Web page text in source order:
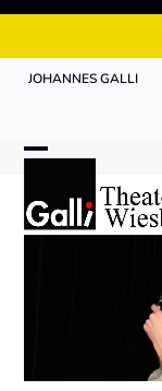
JOHANNES GALLI
mobile
menu
mobile
menu